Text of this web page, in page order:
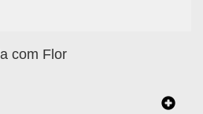
com Flor